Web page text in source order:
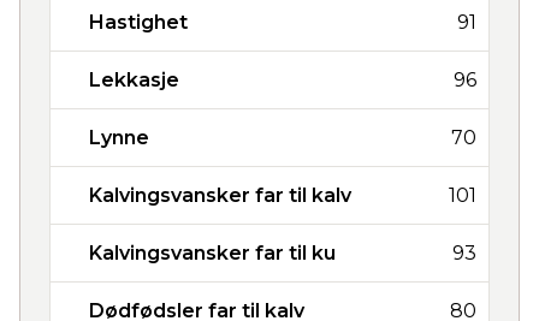
Hastighet 91
Lekkasje 96
Lynne 70
Kalvingsvansker far til kalv 101
Kalvingsvansker far til ku 93
Dødfødsler far til kalv 80